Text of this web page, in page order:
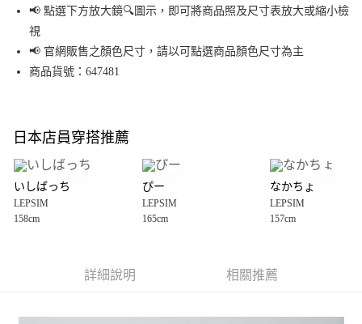
Apple Pay
街口支付
悠遊付
全盈+PAY
大哥付你分期
【大哥付你分期使用說明】
1.本服務由台灣大哥大提供，台灣大哥大用戶可立即使用無須另外申請。
2.付款方式選擇「大哥付你分期」，訂單成立後會自動跳轉到大哥付的交易
3.實際核准額度、可分期數及費用金額請依後續交易確認頁面所載為準。
4.訂單成立30分鐘內，如未前往確認交易或遇審核未通過，訂單將自動取
AFTEE先享後付
３．安心：先確認商品／服務後，再付款。
每筆NT$80，滿NT$1,500(含以上)免運費
📢 點選下方放大鏡🔍圖示，即可將商品照及尺寸表放大或縮小檢
視
📢 官網販售之顏色尺寸，請以可點選商品顏色尺寸為主
商品貨號：647481
日本店員穿搭推薦
いしばっち
LEPSIM
158cm
ぴー
LEPSIM
165cm
なかちょ
LEPSIM
157cm
詳細說明 相關推薦